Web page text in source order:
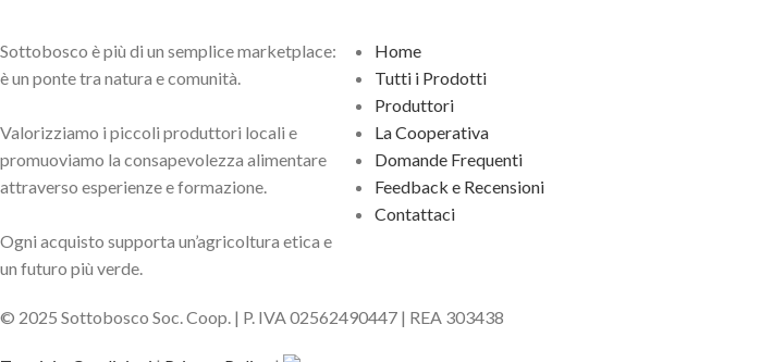
Sottobosco è più di un semplice marketplace:
è un ponte tra natura e comunità.
Valorizziamo i piccoli produttori locali e
promuoviamo la consapevolezza alimentare
attraverso esperienze e formazione.
Ogni acquisto supporta un’agricoltura etica e
un futuro più verde.
Home
Tutti i Prodotti
Produttori
La Cooperativa
Domande Frequenti
Feedback e Recensioni
Contattaci
© 2025 Sottobosco Soc. Coop. | P. IVA 02562490447 | REA 303438